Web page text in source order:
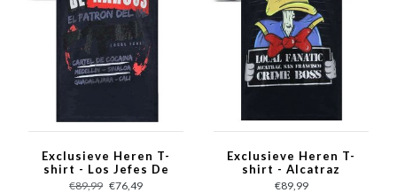
Exclusieve Heren T-
shirt - Los Jefes De
Narcos - Blauw
€89,99 €76,49
Exclusieve Heren T-
shirt - Alcatraz
Prisoner - Blauw
€89,99